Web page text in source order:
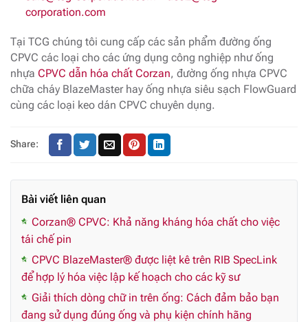
corporation.com
Tại TCG chúng tôi cung cấp các sản phẩm đường ống
CPVC các loại cho các ứng dụng công nghiệp như ống
nhựa CPVC dẫn hóa chất Corzan, đường ống nhựa CPVC
chữa cháy BlazeMaster hay ống nhựa siêu sạch FlowGuard
cùng các loại keo dán CPVC chuyên dụng.
Share:
Bài viết liên quan
Corzan® CPVC: Khả năng kháng hóa chất cho việc
tái chế pin
CPVC BlazeMaster® được liệt kê trên RIB SpecLink
để hợp lý hóa việc lập kế hoạch cho các kỹ sư
Giải thích dòng chữ in trên ống: Cách đảm bảo bạn
đang sử dụng đúng ống và phụ kiện chính hãng